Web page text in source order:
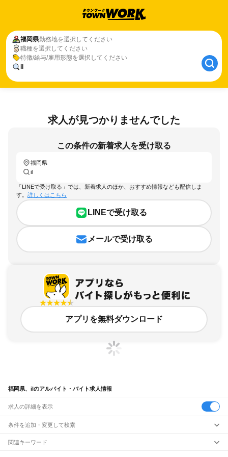
福岡県勤務地を選択してください
職種を選択してください
特徴/給与/雇用形態を選択してください
il
求人が見つかりませんでした
この条件の新着求人を受け取る
福岡県
il
「LINEで受け取る」では、新着求人のほか、おすすめ情報なども配信しま
す。 詳しくはこちら
LINEで受け取る
メールで受け取る
アプリを無料ダウンロード
福岡県、ilのアルバイト・バイト求人情報
求人の詳細を表示
条件を追加・変更して検索
市区町村を追加・変更
関連キーワード